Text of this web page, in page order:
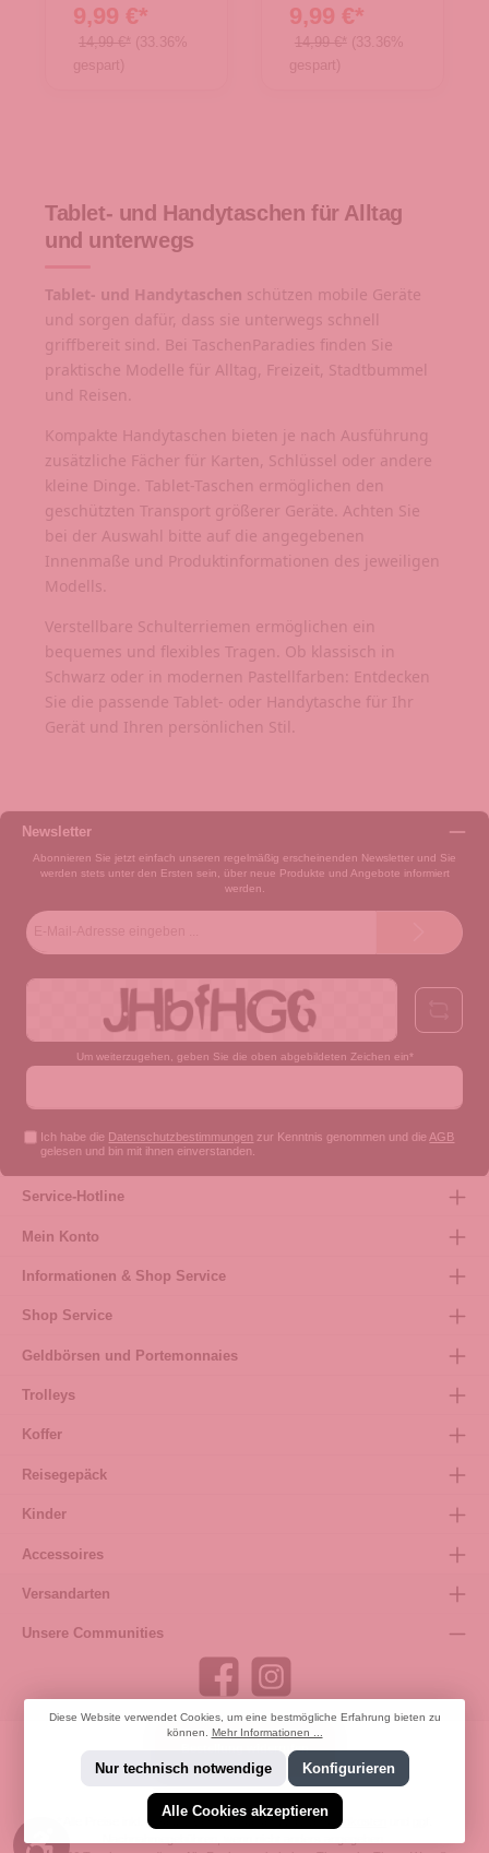
9,99 €*
14,99 €* (33.36%
gespart)
9,99 €*
14,99 €* (33.36%
gespart)
Tablet- und Handytaschen für Alltag
und unterwegs
Tablet- und Handytaschen schützen mobile Geräte
und sorgen dafür, dass sie unterwegs schnell
griffbereit sind. Bei TaschenParadies finden Sie
praktische Modelle für Alltag, Freizeit, Stadtbummel
und Reisen.
Kompakte Handytaschen bieten je nach Ausführung
zusätzliche Fächer für Karten, Schlüssel oder andere
kleine Dinge. Tablet-Taschen ermöglichen den
geschützten Transport größerer Geräte. Achten Sie
bei der Auswahl bitte auf die angegebenen
Innenmaße und Produktinformationen des jeweiligen
Modells.
Verstellbare Schulterriemen ermöglichen ein
bequemes und flexibles Tragen. Ob klassisch in
Schwarz oder in modernen Pastellfarben: Entdecken
Sie die passende Tablet- oder Handytasche für Ihr
Gerät und Ihren persönlichen Stil.
Newsletter
Abonnieren Sie jetzt einfach unseren regelmäßig erscheinenden Newsletter und Sie
werden stets unter den Ersten sein, über neue Produkte und Angebote informiert
werden.
Um weiterzugehen, geben Sie die oben abgebildeten Zeichen ein*
Ich habe die Datenschutzbestimmungen zur Kenntnis genommen und die AGB
gelesen und bin mit ihnen einverstanden.
Service-Hotline
Mein Konto
Informationen & Shop Service
Shop Service
Geldbörsen und Portemonnaies
Trolleys
Koffer
Reisegepäck
Kinder
Accessoires
Versandarten
Unsere Communities
Bestellung widerrufen
* Alle Preise inkl. gesetzl. Mehrwertsteuer zzgl. Versandkosten
Diese Website verwendet Cookies, um eine bestmögliche Erfahrung bieten zu
können. Mehr Informationen ...
Nur technisch notwendige Konfigurieren
Alle Cookies akzeptieren